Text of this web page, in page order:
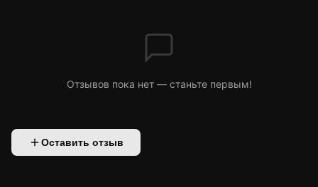
Отзывов пока нет — станьте первым!
Оставить отзыв